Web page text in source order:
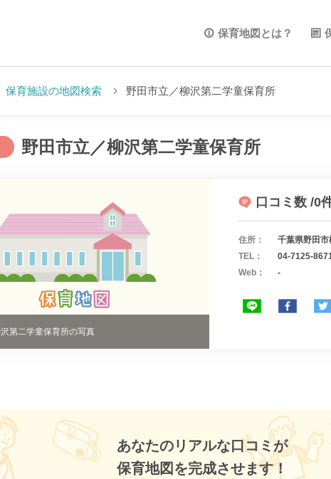
保育地図とは？
保育施設の地図検索 野田市立／柳沢第二学童保育所
野田市立／柳沢第二学童保育所
第二学童保育所の写真
口コミ数 /0
住所：
千葉県野田
TEL：
04-7125-
Web：
-
あなたのリアルな口コミが
保育地図を完成させます！